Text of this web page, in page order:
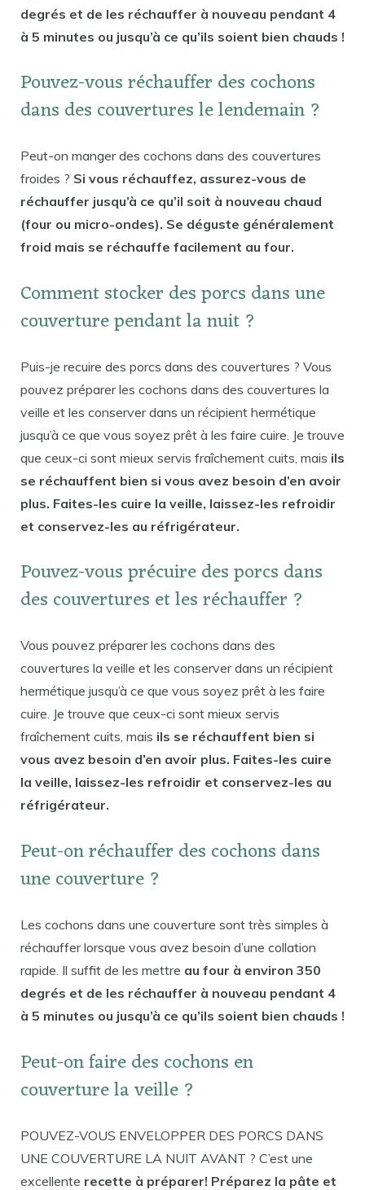
degrés et de les réchauffer à nouveau pendant 4
à 5 minutes ou jusqu’à ce qu’ils soient bien chauds !
Pouvez-vous réchauffer des cochons
dans des couvertures le lendemain ?
Peut-on manger des cochons dans des couvertures
froides ? Si vous réchauffez, assurez-vous de
réchauffer jusqu’à ce qu’il soit à nouveau chaud
(four ou micro-ondes). Se déguste généralement
froid mais se réchauffe facilement au four.
Comment stocker des porcs dans une
couverture pendant la nuit ?
Puis-je recuire des porcs dans des couvertures ? Vous
pouvez préparer les cochons dans des couvertures la
veille et les conserver dans un récipient hermétique
jusqu’à ce que vous soyez prêt à les faire cuire. Je trouve
que ceux-ci sont mieux servis fraîchement cuits, mais ils
se réchauffent bien si vous avez besoin d’en avoir
plus. Faites-les cuire la veille, laissez-les refroidir
et conservez-les au réfrigérateur.
Pouvez-vous précuire des porcs dans
des couvertures et les réchauffer ?
Vous pouvez préparer les cochons dans des
couvertures la veille et les conserver dans un récipient
hermétique jusqu’à ce que vous soyez prêt à les faire
cuire. Je trouve que ceux-ci sont mieux servis
fraîchement cuits, mais ils se réchauffent bien si
vous avez besoin d’en avoir plus. Faites-les cuire
la veille, laissez-les refroidir et conservez-les au
réfrigérateur.
Peut-on réchauffer des cochons dans
une couverture ?
Les cochons dans une couverture sont très simples à
réchauffer lorsque vous avez besoin d’une collation
rapide. Il suffit de les mettre au four à environ 350
degrés et de les réchauffer à nouveau pendant 4
à 5 minutes ou jusqu’à ce qu’ils soient bien chauds !
Peut-on faire des cochons en
couverture la veille ?
POUVEZ-VOUS ENVELOPPER DES PORCS DANS
UNE COUVERTURE LA NUIT AVANT ? C’est une
excellente recette à préparer! Préparez la pâte et